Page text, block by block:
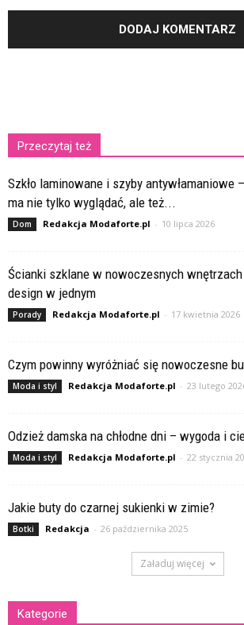
Przeczytaj też
Szkło laminowane i szyby antywłamaniowe
ma nie tylko wyglądać, ale też...
Dom Redakcja Modaforte.pl - 10 lipca 2026
Ścianki szklane w nowoczesnych
design w jednym
Porady Redakcja Modaforte.pl - 17 kwietnia 2026
Czym powinny wyróżniać się nowoczesne
Moda i styl Redakcja Modaforte.pl - 23 lutego
Odzież damska na chłodne dni – wygoda i
Moda i styl Redakcja Modaforte.pl - 22 stycznia
Jakie buty do czarnej sukienki w zimie?
Botki Redakcja - 26 października 2025
Załaduj więcej
Kategorie